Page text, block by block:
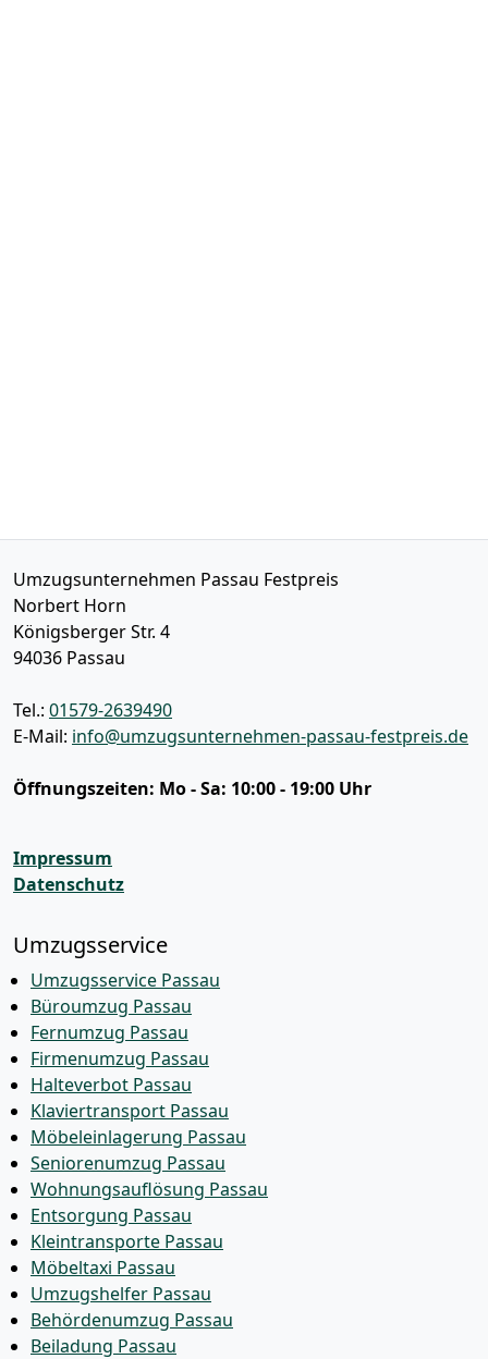
Umzugsunternehmen Passau Festpreis
Norbert Horn
Königsberger Str. 4
94036 Passau
Tel.: 01579-2639490
E-Mail: info@umzugsunternehmen-passau-festpreis.de
Öffnungszeiten: Mo - Sa: 10:00 - 19:00 Uhr
Impressum
Datenschutz
Umzugsservice
Umzugsservice Passau
Büroumzug Passau
Fernumzug Passau
Firmenumzug Passau
Halteverbot Passau
Klaviertransport Passau
Möbeleinlagerung Passau
Seniorenumzug Passau
Wohnungsauflösung Passau
Entsorgung Passau
Kleintransporte Passau
Möbeltaxi Passau
Umzugshelfer Passau
Behördenumzug Passau
Beiladung Passau